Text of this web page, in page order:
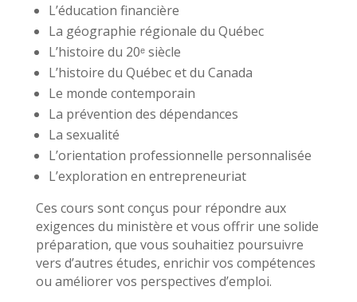
L’éducation financière
La géographie régionale du Québec
L’histoire du 20ᵉ siècle
L’histoire du Québec et du Canada
Le monde contemporain
La prévention des dépendances
La sexualité
L’orientation professionnelle personnalisée
L’exploration en entrepreneuriat
Ces cours sont conçus pour répondre aux
exigences du ministère et vous offrir une solide
préparation, que vous souhaitiez poursuivre
vers d’autres études, enrichir vos compétences
ou améliorer vos perspectives d’emploi.